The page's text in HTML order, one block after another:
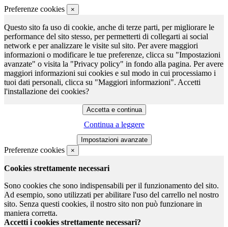
Preferenze cookies ×
Questo sito fa uso di cookie, anche di terze parti, per migliorare le
performance del sito stesso, per permetterti di collegarti ai social
network e per analizzare le visite sul sito. Per avere maggiori
informazioni o modificare le tue preferenze, clicca su "Impostazioni
avanzate" o visita la "Privacy policy" in fondo alla pagina. Per avere
maggiori informazioni sui cookies e sul modo in cui processiamo i
tuoi dati personali, clicca su "Maggiori informazioni". Accetti
l'installazione dei cookies?
Continua a leggere
Preferenze cookies ×
Cookies strettamente necessari
Sono cookies che sono indispensabili per il funzionamento del sito.
Ad esempio, sono utilizzati per abilitare l'uso del carrello nel nostro
sito. Senza questi cookies, il nostro sito non può funzionare in
maniera corretta.
Accetti i cookies strettamente necessari?